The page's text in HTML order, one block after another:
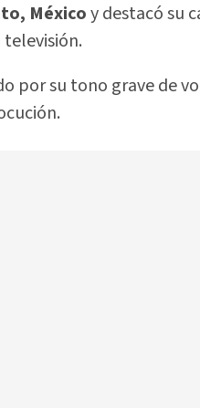
Méxicoy destacó su
por su tono grave de